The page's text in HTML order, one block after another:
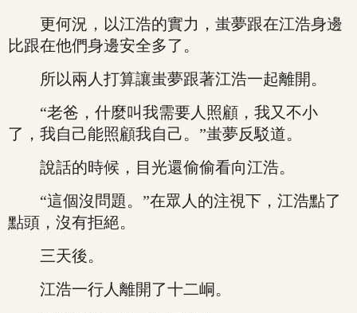
更何況，以江浩的實力，蚩夢跟在江浩身邊
比跟在他們身邊安全多了。
所以兩人打算讓蚩夢跟著江浩一起離開。
“老爸，什麼叫我需要人照顧，我又不小
了，我自己能照顧我自己。”蚩夢反駁道。
說話的時候，目光還偷偷看向江浩。
“這個沒問題。”在眾人的注視下，江浩點了
點頭，沒有拒絕。
三天後。
江浩一行人離開了十二峒。